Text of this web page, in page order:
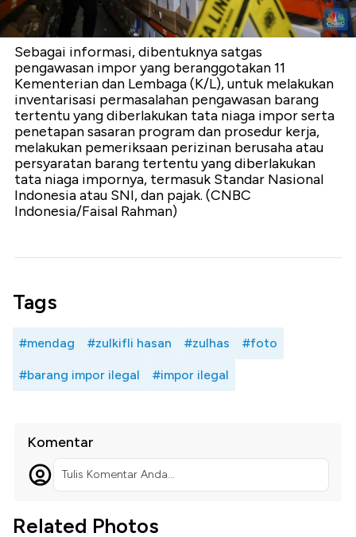
Sebagai informasi, dibentuknya satgas
pengawasan impor yang beranggotakan 11
Kementerian dan Lembaga (K/L), untuk melakukan
inventarisasi permasalahan pengawasan barang
tertentu yang diberlakukan tata niaga impor serta
penetapan sasaran program dan prosedur kerja,
melakukan pemeriksaan perizinan berusaha atau
persyaratan barang tertentu yang diberlakukan
tata niaga impornya, termasuk Standar Nasional
Indonesia atau SNI, dan pajak. (CNBC
Indonesia/Faisal Rahman)
Tags
#mendag #zulkifli hasan #zulhas #foto
#barang impor ilegal #impor ilegal
Komentar
Tulis Komentar Anda...
Related Photos